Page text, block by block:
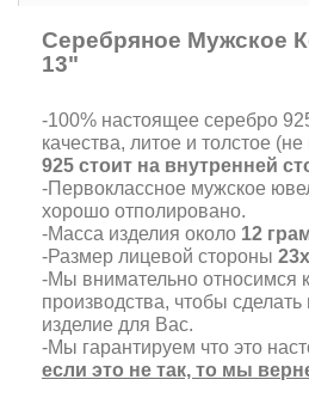
Серебряное Мужское
13"
-100% настоящее серебро
качества, литое и толстое
925 стоит на внутренней
-Первоклассное мужское
хорошо отполировано.
-Масса изделия около 12
-Размер лицевой стороны
-Мы внимательно относимся
производства, чтобы
изделие для Вас.
-Мы гарантируем что это
если это не так, то мы